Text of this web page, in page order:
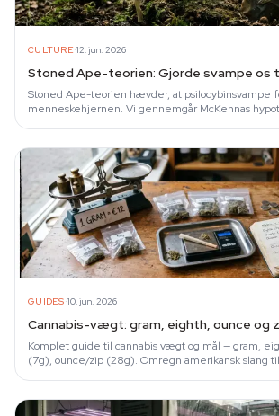
CULTURE·12. jun. 2026
Stoned Ape-teorien: Gjorde svampe os
Stoned Ape-teorien hævder, at psilocybinsvampe
menneskehjernen. Vi gennemgår McKennas
GUIDES·10. jun. 2026
Cannabis-vægt: gram, eighth, ounce og
Komplet guide til cannabis vægt og mål — gram,
(7g), ounce/zip (28g). Omregn amerikansk slang